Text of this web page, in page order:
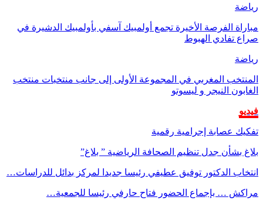
رياضة
مباراة الفرصة الأخيرة تجمع أولمبيك آسفي بأولمبيك الدشيرة في
صراع تفادي الهبوط
رياضة
المنتخب المغربي في المجموعة الأولى إلى جانب منتخبات منتخب
الغابون النيجر و ليسوتو
فيديو
تفكيك عصابة إجرامية رقمية
بلاغ بشأن جدل تنظيم الصحافة الرياضية ” بلاغ”
انتخاب الدكتور توفيق عطيفي رئيسا جديدا لمركز بدائل للدراسات…
مراكش … بإجماع الحضور فتاح حارفي رئيسا للجمعية…